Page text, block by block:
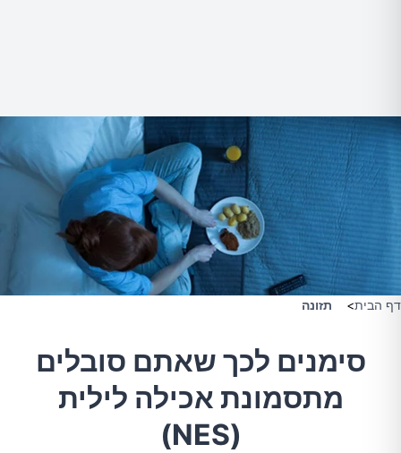
דף הבית> תזונה
סימנים לכך שאתם סובלים
מתסמונת אכילה לילית
(NES)